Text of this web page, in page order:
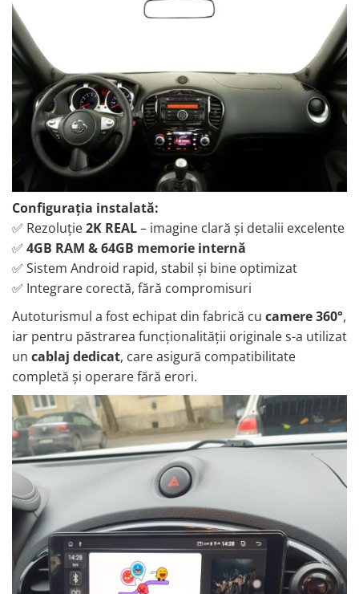
Renault
Nissan
Mitsubishi
Land Rover
Mazda
Honda
Citroen
Isuzu
Chrysler
Subaru
Smart
Fiat
Jeep
Volvo
Iveco
Porsche
Configurația instalată:
✅ Rezoluție2K REAL– imagine clară și detalii excelente
✅ 4GB RAM & 64GB memorie internă
✅ Sistem Android rapid, stabil și bine optimizat
✅ Integrare corectă, fără compromisuri
Autoturismul a fost echipat din fabrică cu camere 360°,
iar pentru păstrarea funcționalității originale s-a utilizat
un cablaj dedicat, care asigură compatibilitate
completă și operare fără erori.